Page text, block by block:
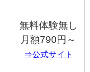
無料体験無し
月額790円～
⇒公式サイト